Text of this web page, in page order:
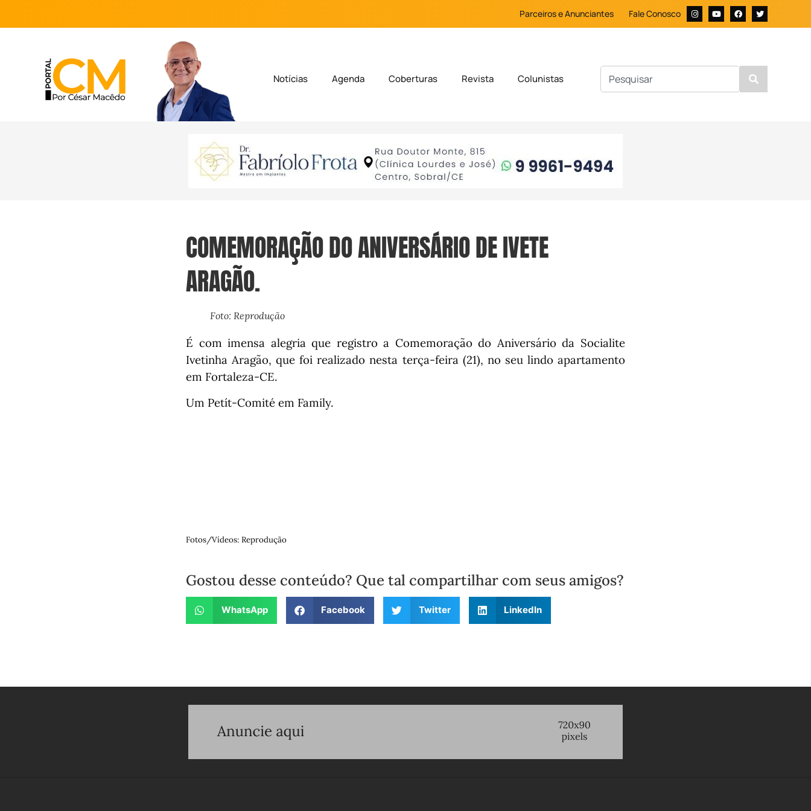
Parceiros e Anunciantes Fale Conosco
Notícias Agenda Coberturas Revista Colunistas
COMEMORAÇÃO DO ANIVERSÁRIO DE IVETE
ARAGÃO.
Foto: Reprodução
É com imensa alegria que registro a Comemoração do Aniversário da Socialite
Ivetinha Aragão, que foi realizado nesta terça-feira (21), no seu lindo apartamento
em Fortaleza-CE.
Um Petít-Comité em Family.
Fotos/Vídeos: Reprodução
Gostou desse conteúdo? Que tal compartilhar com seus amigos?
WhatsApp Facebook Twitter LinkedIn